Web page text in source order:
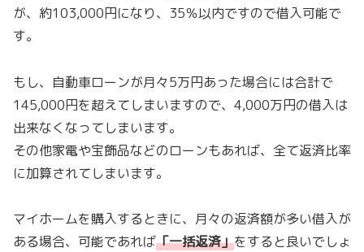
が、約103,000円になり、35％以内ですので借入可能で
す。
もし、自動車ローンが月々5万円あった場合には合計で
145,000円を超えてしまいますので、4,000万円の借入は
出来なくなってしまいます。
その他家電や宝飾品などのローンもあれば、全て返済比率
に加算されてしまいます。
マイホームを購入するときに、月々の返済額が多い借入が
ある場合、可能であれば「一括返済」をすると良いでしょ